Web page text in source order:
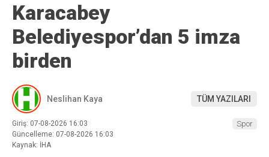
Karacabey
Belediyespor’dan 5 imza
birden
Neslihan Kaya TÜM YAZILARI
Giriş: 07-08-2026 16:03
Güncelleme: 07-08-2026 16:03
Kaynak: İHA
Spor